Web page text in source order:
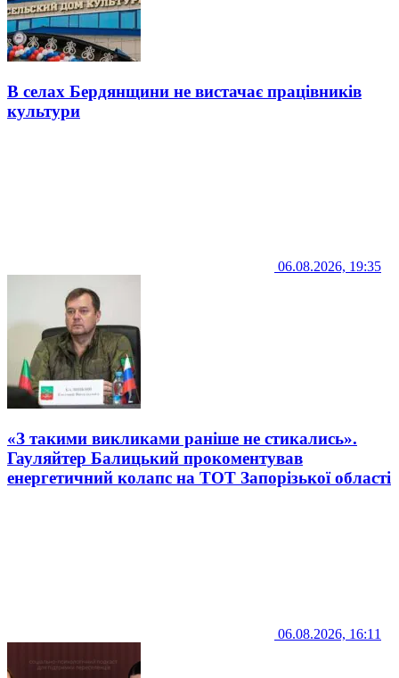
В селах Бердянщини не вистачає працівників
культури
06.08.2026, 19:35
«З такими викликами раніше не стикались».
Гауляйтер Балицький прокоментував
енергетичний колапс на ТОТ Запорізької області
06.08.2026, 16:11